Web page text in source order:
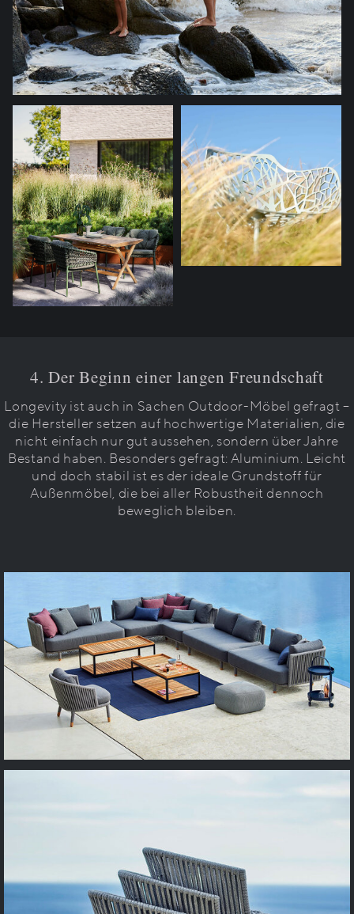
4. Der Beginn einer langen Freundschaft
Longevity ist auch in Sachen Outdoor-Möbel gefragt –
die Hersteller setzen auf hochwertige Materialien, die
nicht einfach nur gut aussehen, sondern über Jahre
Bestand haben. Besonders gefragt: Aluminium. Leicht
und doch stabil ist es der ideale Grundstoff für
Außenmöbel, die bei aller Robustheit dennoch
beweglich bleiben.